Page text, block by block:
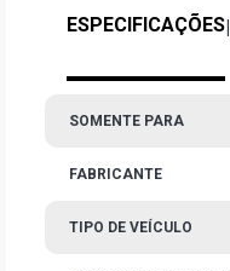
ESPECIFICAÇÕES|
SOMENTE PARA
FABRICANTE
TIPO DE VEÍCULO